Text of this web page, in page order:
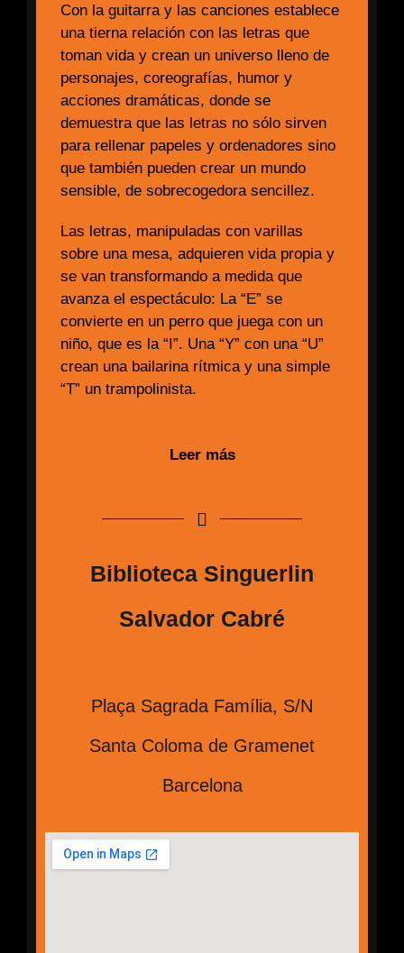
Con la guitarra y las canciones establece
una tierna relación con las letras que
toman vida y crean un universo lleno de
personajes, coreografías, humor y
acciones dramáticas, donde se
demuestra que las letras no sólo sirven
para rellenar papeles y ordenadores sino
que también pueden crear un mundo
sensible, de sobrecogedora sencillez.
Las letras, manipuladas con varillas
sobre una mesa, adquieren vida propia y
se van transformando a medida que
avanza el espectáculo: La “E” se
convierte en un perro que juega con un
niño, que es la “I”. Una “Y” con una “U”
crean una bailarina rítmica y una simple
“T” un trampolinista.
Leer más
Biblioteca Singuerlin
Salvador Cabré
Plaça Sagrada Família, S/N
Santa Coloma de Gramenet
Barcelona